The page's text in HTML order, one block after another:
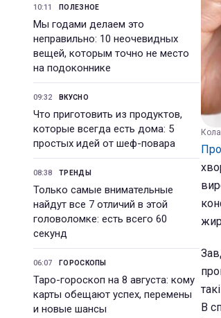
10:11 ПОЛЕЗНОЕ
Мы годами делаем это
неправильно: 10 неочевидных
вещей, которым точно не место
на подоконнике
09:32 ВКУСНО
Что приготовить из продуктов,
которые всегда есть дома: 5
простых идей от шеф-повара
08:38 ТРЕНДЫ
Только самые внимательные
найдут все 7 отличий в этой
головоломке: есть всего 60
секунд
06:07 ГОРОСКОПЫ
Таро-гороскоп на 8 августа: кому
карты обещают успех, перемены
и новые шансы
В